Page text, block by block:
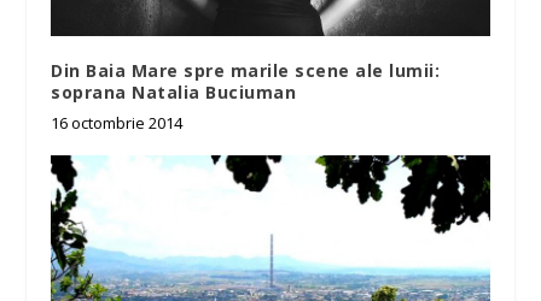
Din Baia Mare spre marile scene ale lumii:
soprana Natalia Buciuman
16 octombrie 2014